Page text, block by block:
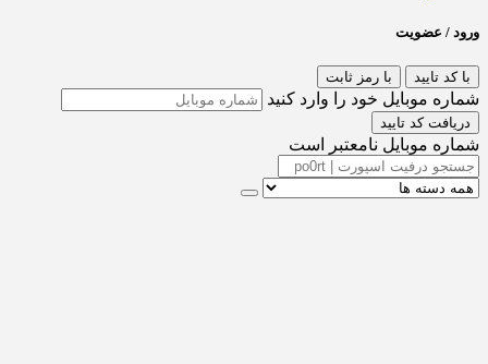
ورود / عضویت
با کد تایید با رمز ثابت
شماره موبایل خود را وارد کنید
دریافت کد تایید
شماره موبایل نامعتبر است